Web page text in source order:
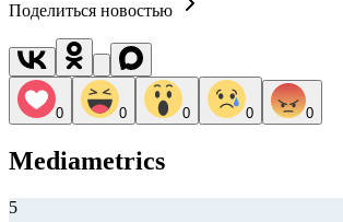
Поделиться новостью
0 0 0 0 0
Mediametrics
5